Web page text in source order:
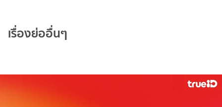
เรื่องย่ออื่นๆ